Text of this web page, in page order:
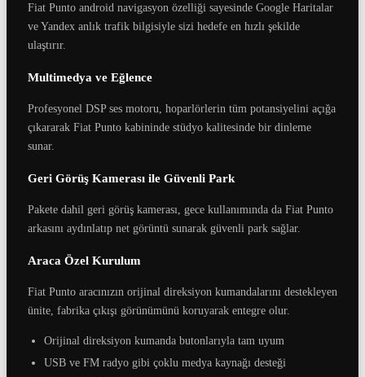
Fiat Punto android navigasyon özelliği sayesinde Google Haritalar
ve Yandex anlık trafik bilgisiyle sizi hedefe en hızlı şekilde
ulaştırır.
Multimedya ve Eğlence
Profesyonel DSP ses motoru, hoparlörlerin tüm potansiyelini açığa
çıkararak Fiat Punto kabininde stüdyo kalitesinde bir dinleme
sunar.
Geri Görüş Kamerası ile Güvenli Park
Pakete dahil geri görüş kamerası, gece kullanımında da Fiat Punto
arkasını aydınlatıp net görüntü sunarak güvenli park sağlar.
Araca Özel Kurulum
Fiat Punto aracınızın orijinal direksiyon kumandalarını destekleyen
ünite, fabrika çıkışı görünümünü koruyarak entegre olur.
Orijinal direksiyon kumanda butonlarıyla tam uyum
USB ve FM radyo gibi çoklu medya kaynağı desteği